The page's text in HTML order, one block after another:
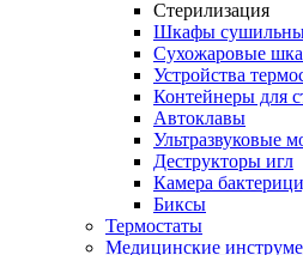
Стерилизация
Шкафы
Сухожаровые
Устройства
Контейнеры для
Автоклавы
Ультразвуковые
Деструкторы игл
Камера
Биксы
Термостаты
Медицинские